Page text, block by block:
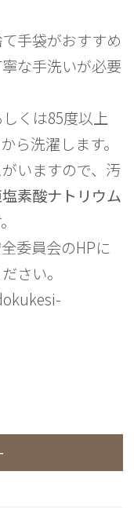
手袋がおすすめ
な手洗いが必要
くは85度以上
ら洗濯します。
いますので、 汚
素酸ナトリウム
。
委員会のHPに
さい。